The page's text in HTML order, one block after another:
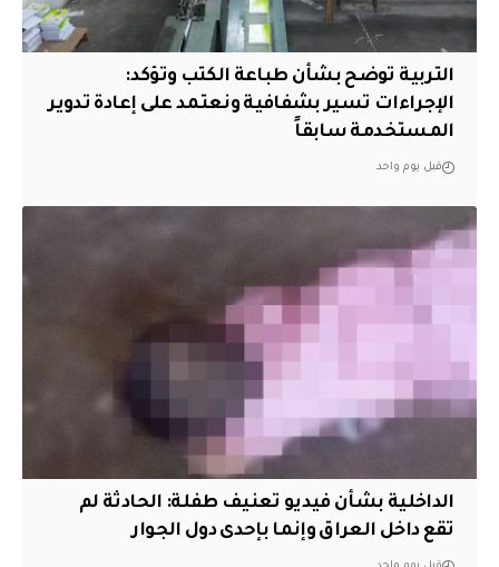
التربية توضح بشأن طباعة الكتب وتؤكد:
الإجراءات تسير بشفافية ونعتمد على إعادة تدوير
المستخدمة سابقاً
قبل يوم واحد
الداخلية بشأن فيديو تعنيف طفلة: الحادثة لم
تقع داخل العراق وإنما بإحدى دول الجوار